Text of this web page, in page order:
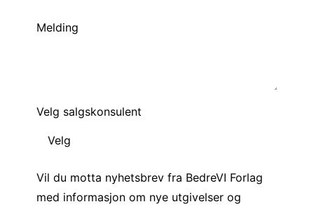
Melding
Velg salgskonsulent
Vil du motta nyhetsbrev fra BedreVI Forlag
med informasjon om nye utgivelser og